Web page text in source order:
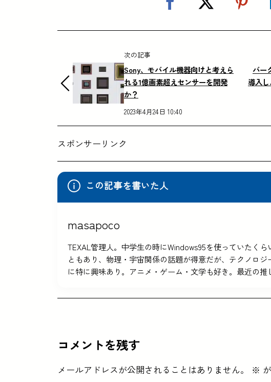
次の記事
Sony、モバイル機器向けと考えら
れる1億画素超えセンサーを開発
か？
2023年4月24日 10:40
バー
導入
スポンサーリンク
この記事を書いた人
masapoco
TEXAL管理人。中学生の時にWindows95を使っていたく
ともあり、物理・宇宙関係の話題が得意だが、テクノロ
に特に興味あり。アニメ・ゲーム・文学も好き。最近の推
コメントを残す
メールアドレスが公開されることはありません。 ※